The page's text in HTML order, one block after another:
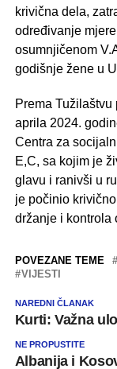
krivična dela,
određivanje
osumnjičenom
godišnje žene u
Prema
aprila 2024.
Centra za
E,C, sa kojim je
glavu i ranivši u
je počinio krivično
držanje i kontrola
POVEZANE TEME
VIJESTI
NAREDNI ČLANAK
Kurti: Važna
NE PROPUSTITE
Albanija i